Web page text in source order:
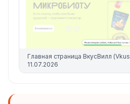
Главная страница ВкусВилл
11.07.2026